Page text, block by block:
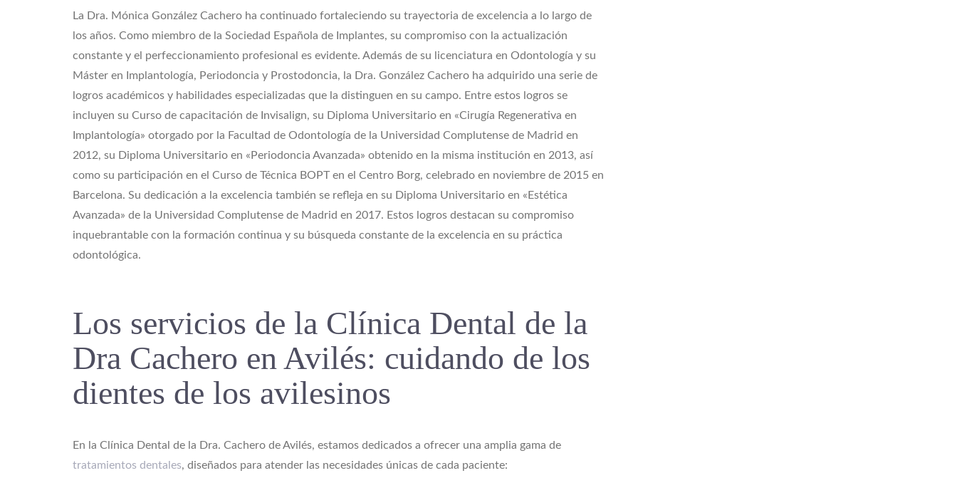
La Dra. Mónica González Cachero ha continuado fortaleciendo su trayectoria de excelencia a lo largo de
los años. Como miembro de la Sociedad Española de Implantes, su compromiso con la actualización
constante y el perfeccionamiento profesional es evidente. Además de su licenciatura en Odontología y su
Máster en Implantología, Periodoncia y Prostodoncia, la Dra. González Cachero ha adquirido una serie de
logros académicos y habilidades especializadas que la distinguen en su campo. Entre estos logros se
incluyen su Curso de capacitación de Invisalign, su Diploma Universitario en «Cirugía Regenerativa en
Implantología» otorgado por la Facultad de Odontología de la Universidad Complutense de Madrid en
2012, su Diploma Universitario en «Periodoncia Avanzada» obtenido en la misma institución en 2013, así
como su participación en el Curso de Técnica BOPT en el Centro Borg, celebrado en noviembre de 2015 en
Barcelona. Su dedicación a la excelencia también se refleja en su Diploma Universitario en «Estética
Avanzada» de la Universidad Complutense de Madrid en 2017. Estos logros destacan su compromiso
inquebrantable con la formación continua y su búsqueda constante de la excelencia en su práctica
odontológica.
Los servicios de la Clínica Dental de la
Dra Cachero en Avilés: cuidando de los
dientes de los avilesinos
En la Clínica Dental de la Dra. Cachero de Avilés, estamos dedicados a ofrecer una amplia gama de
tratamientos dentales, diseñados para atender las necesidades únicas de cada paciente: